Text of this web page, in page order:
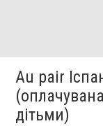
Au pair
дітьми)